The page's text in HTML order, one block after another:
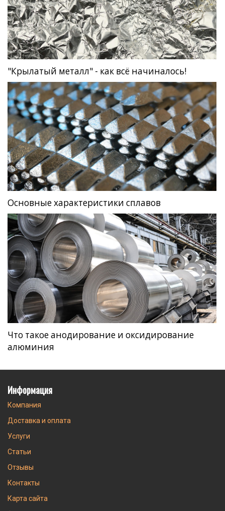
"Крылатый металл" - как всё начиналось!
Основные характеристики сплавов
Что такое анодирование и оксидирование
алюминия
Информация
Компания
Доставка и оплата
Услуги
Статьи
Отзывы
Контакты
Карта сайта